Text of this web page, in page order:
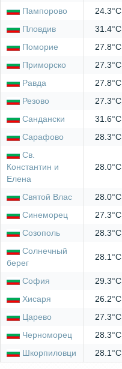
Пампорово 24.3°C
Пловдив
31.4°C
Поморие
27.8°C
Приморско
27.3°C
Равда
27.8°C
Резово
27.3°C
Сандански
31.6°C
Сарафово
28.3°C
Св.
Константин и
Елена
28.0°C
Святой Влас 28.0°C
Синеморец
27.3°C
Созополь
28.3°C
Солнечный
берег
28.1°C
София 29.3°C
Хисаря
26.2°C
Царево
27.3°C
Черноморец
28.3°C
Шкорпиловци
28.1°C